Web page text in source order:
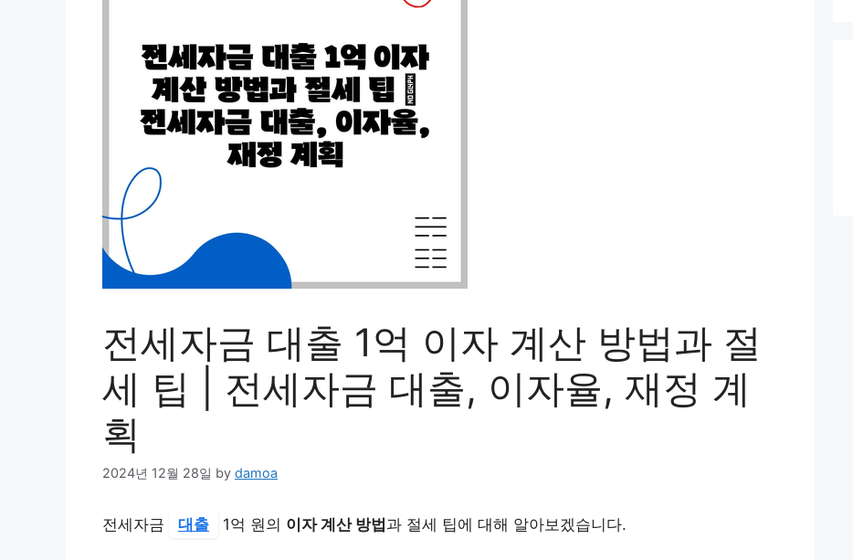
전세자금 대출 1억 이자 계산 방법과 절
세 팁 | 전세자금 대출, 이자율, 재정 계
획
2024년 12월 28일 by damoa
전세자금 대출 1억 원의 이자 계산 방법 과 절세 팁에 대해 알아보겠습니다.